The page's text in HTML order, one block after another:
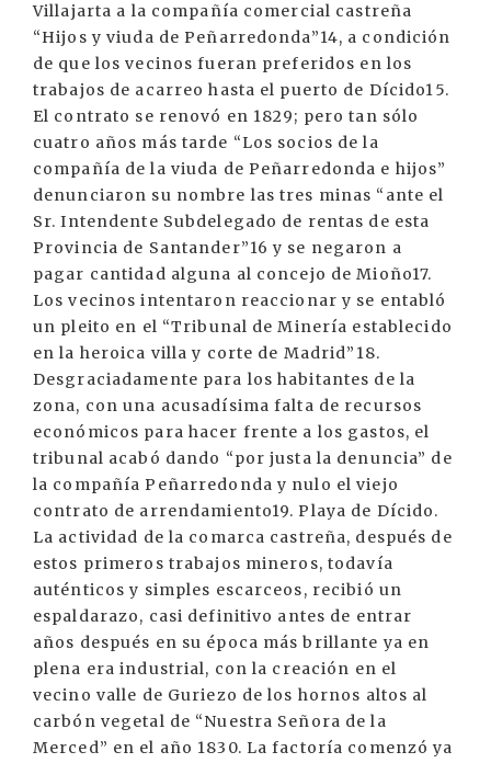
Villajarta a la compañía comercial castreña
“Hijos y viuda de Peñarredonda”14, a condición
de que los vecinos fueran preferidos en los
trabajos de acarreo hasta el puerto de Dícido15.
El contrato se renovó en 1829; pero tan sólo
cuatro años más tarde “Los socios de la
compañía de la viuda de Peñarredonda e hijos”
denunciaron su nombre las tres minas “ante el
Sr. Intendente Subdelegado de rentas de esta
Provincia de Santander”16 y se negaron a
pagar cantidad alguna al concejo de Mioño17.
Los vecinos intentaron reaccionar y se entabló
un pleito en el “Tribunal de Minería establecido
en la heroica villa y corte de Madrid”18.
Desgraciadamente para los habitantes de la
zona, con una acusadísima falta de recursos
económicos para hacer frente a los gastos, el
tribunal acabó dando “por justa la denuncia” de
la compañía Peñarredonda y nulo el viejo
contrato de arrendamiento19. Playa de Dícido.
La actividad de la comarca castreña, después de
estos primeros trabajos mineros, todavía
auténticos y simples escarceos, recibió un
espaldarazo, casi definitivo antes de entrar
años después en su época más brillante ya en
plena era industrial, con la creación en el
vecino valle de Guriezo de los hornos altos al
carbón vegetal de “Nuestra Señora de la
Merced” en el año 1830. La factoría comenzó ya